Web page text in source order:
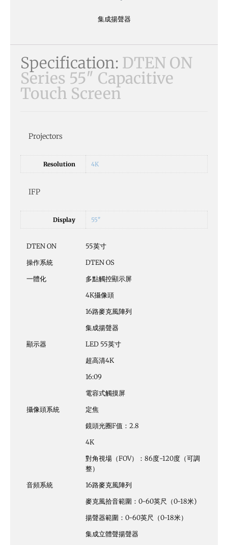
集成揚聲器
Specification: DTEN ON
Series 55″ Capacitive
Touch Screen
Projectors
Resolution 4K
IFP
Display 55"
DTEN ON
55英寸
操作系統
DTEN OS
一體化
多點觸控顯示屏
4K攝像頭
16路麥克風陣列
集成揚聲器
顯示器
LED 55英寸
超高清4K
16:09
電容式觸摸屏
攝像頭系統
定焦
鏡頭光圈F值：2.8
4K
對角視場（FOV）：86度-120度（可調
整）
音頻系統
16路麥克風陣列
麥克風拾音範圍：0-60英尺（0-18米)
揚聲器範圍：0-60英尺（0-18米）
集成立體聲揚聲器